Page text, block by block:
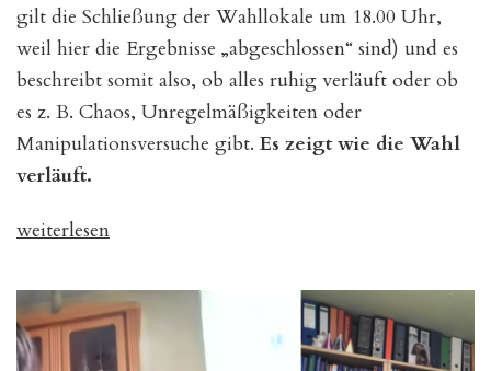
gilt die Schließung der Wahllokale um 18.00 Uhr,
weil hier die Ergebnisse „abgeschlossen“ sind) und es
beschreibt somit also, ob alles ruhig verläuft oder ob
es z. B. Chaos, Unregelmäßigkeiten oder
Manipulationsversuche gibt.Es zeigt wie die Wahl
verläuft.
„Die
am
23.02.2025
–
weiterlesen